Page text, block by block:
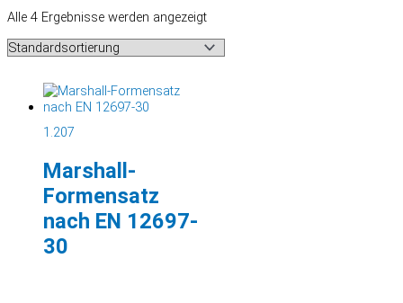
Alle 4 Ergebnisse werden angezeigt
1.207
Marshall-
Formensatz
nach EN 12697-
30